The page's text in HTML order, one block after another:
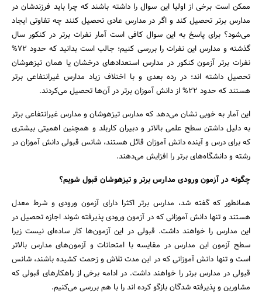
جستجو
ممکن است برخی از اولیا این سوال را داشته باشند که چرا باید فرزندشان در
مدارس برتر تحصیل کند و اگر در مدارس عادی تحصیل کنند چه تفاوتی ایجاد
می‌شود؟ برای پاسخ به این سوال کافی است آمار نفرات برتر در کنکور سال
گذشته و مدارس این نفرات را بررسی کنیم؛ جالب است بدانید که حدود 72%
نفرات برتر آزمون کنکور در مدارس استعدادهای درخشان یا همان تیزهوشان
تحصیل داشته اند؛ در رده بعدی و با اختلاف زیاد مدارس غیرانتفاعی برتر
هستند که حدود 22% از دانش آموزان برتر در آن‌ها تحصیل می‌کردند.
این آمار به خوبی نشان می‌دهد که مدارس تیزهوشان و مدارس غیرانتفاعی برتر
به دلیل داشتن سطح علمی بالاتر و دبیران کاربلد و همچنین اهمیتی بیشتری
که برای درس و آینده دانش آموزان قائل هستند، شانس قبولی دانش آموزان در
رشته و دانشگاه‌های برتر را افزایش می‌دهند.
چگونه در آزمون ورودی مدارس برتر و تیزهوشان قبول شویم؟
همانطور که گفته شد، مدارس برتر اکثرا دارای آزمون ورودی و شرط معدل
هستند و تنها دانش آموزانی که در آزمون ورودی پذیرفته شوند اجازه تحصیل در
این مدارس را خواهند داشت. قبولی در این آزمون‌ها کار ساده‌ای نیست زیرا
سطح آزمون این مدارس در مقایسه با امتحانات و آزمون‌های مدارس بالاتر
است و تنها دانش آموزانی که در این مدت تلاش و زحمت کشیده باشند، شانس
قبولی در مدارس برتر را خواهند داشت. در ادامه برخی از راهکارهای قبولی که
مشاورین و پذیرفته شدگان بازگو کرده اند را با هم بررسی می‌کنیم.